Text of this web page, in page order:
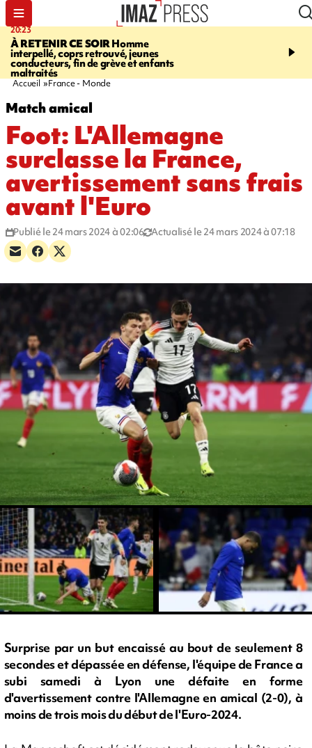
20:23
À RETENIR CE SOIRHomme
interpellé, coprs retrouvé, jeunes
conducteurs, fin de grève et enfants
maltraités
06:04
à La Réunion - des
Accueil France - Monde
Match amical
Foot: L'Allemagne
surclasse la France,
avertissement sans frais
avant l'Euro
Publié le 24 mars 2024 à 02:06 Actualisé le 24 mars 2024 à 07:18
Surprise par un but encaissé au bout de seulement 8
secondes et dépassée en défense, l'équipe de France a
subi samedi à Lyon une défaite en forme
d'avertissement contre l'Allemagne en amical (2-0), à
moins de trois mois du début de l'Euro-2024.